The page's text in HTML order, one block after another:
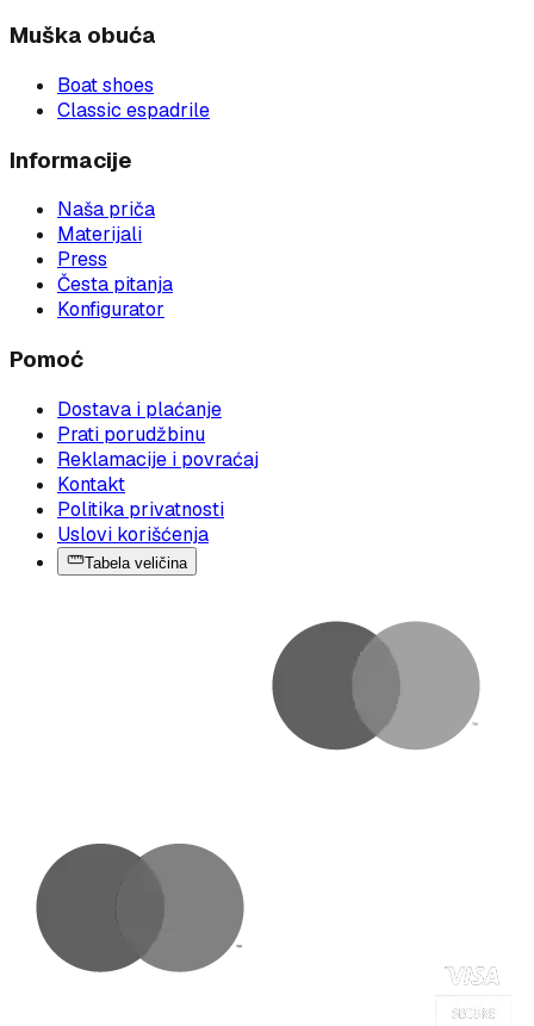
Muška obuća
Boat shoes
Classic espadrile
Informacije
Naša priča
Materijali
Press
Česta pitanja
Konfigurator
Pomoć
Dostava i plaćanje
Prati porudžbinu
Reklamacije i povraćaj
Kontakt
Politika privatnosti
Uslovi korišćenja
Tabela veličina